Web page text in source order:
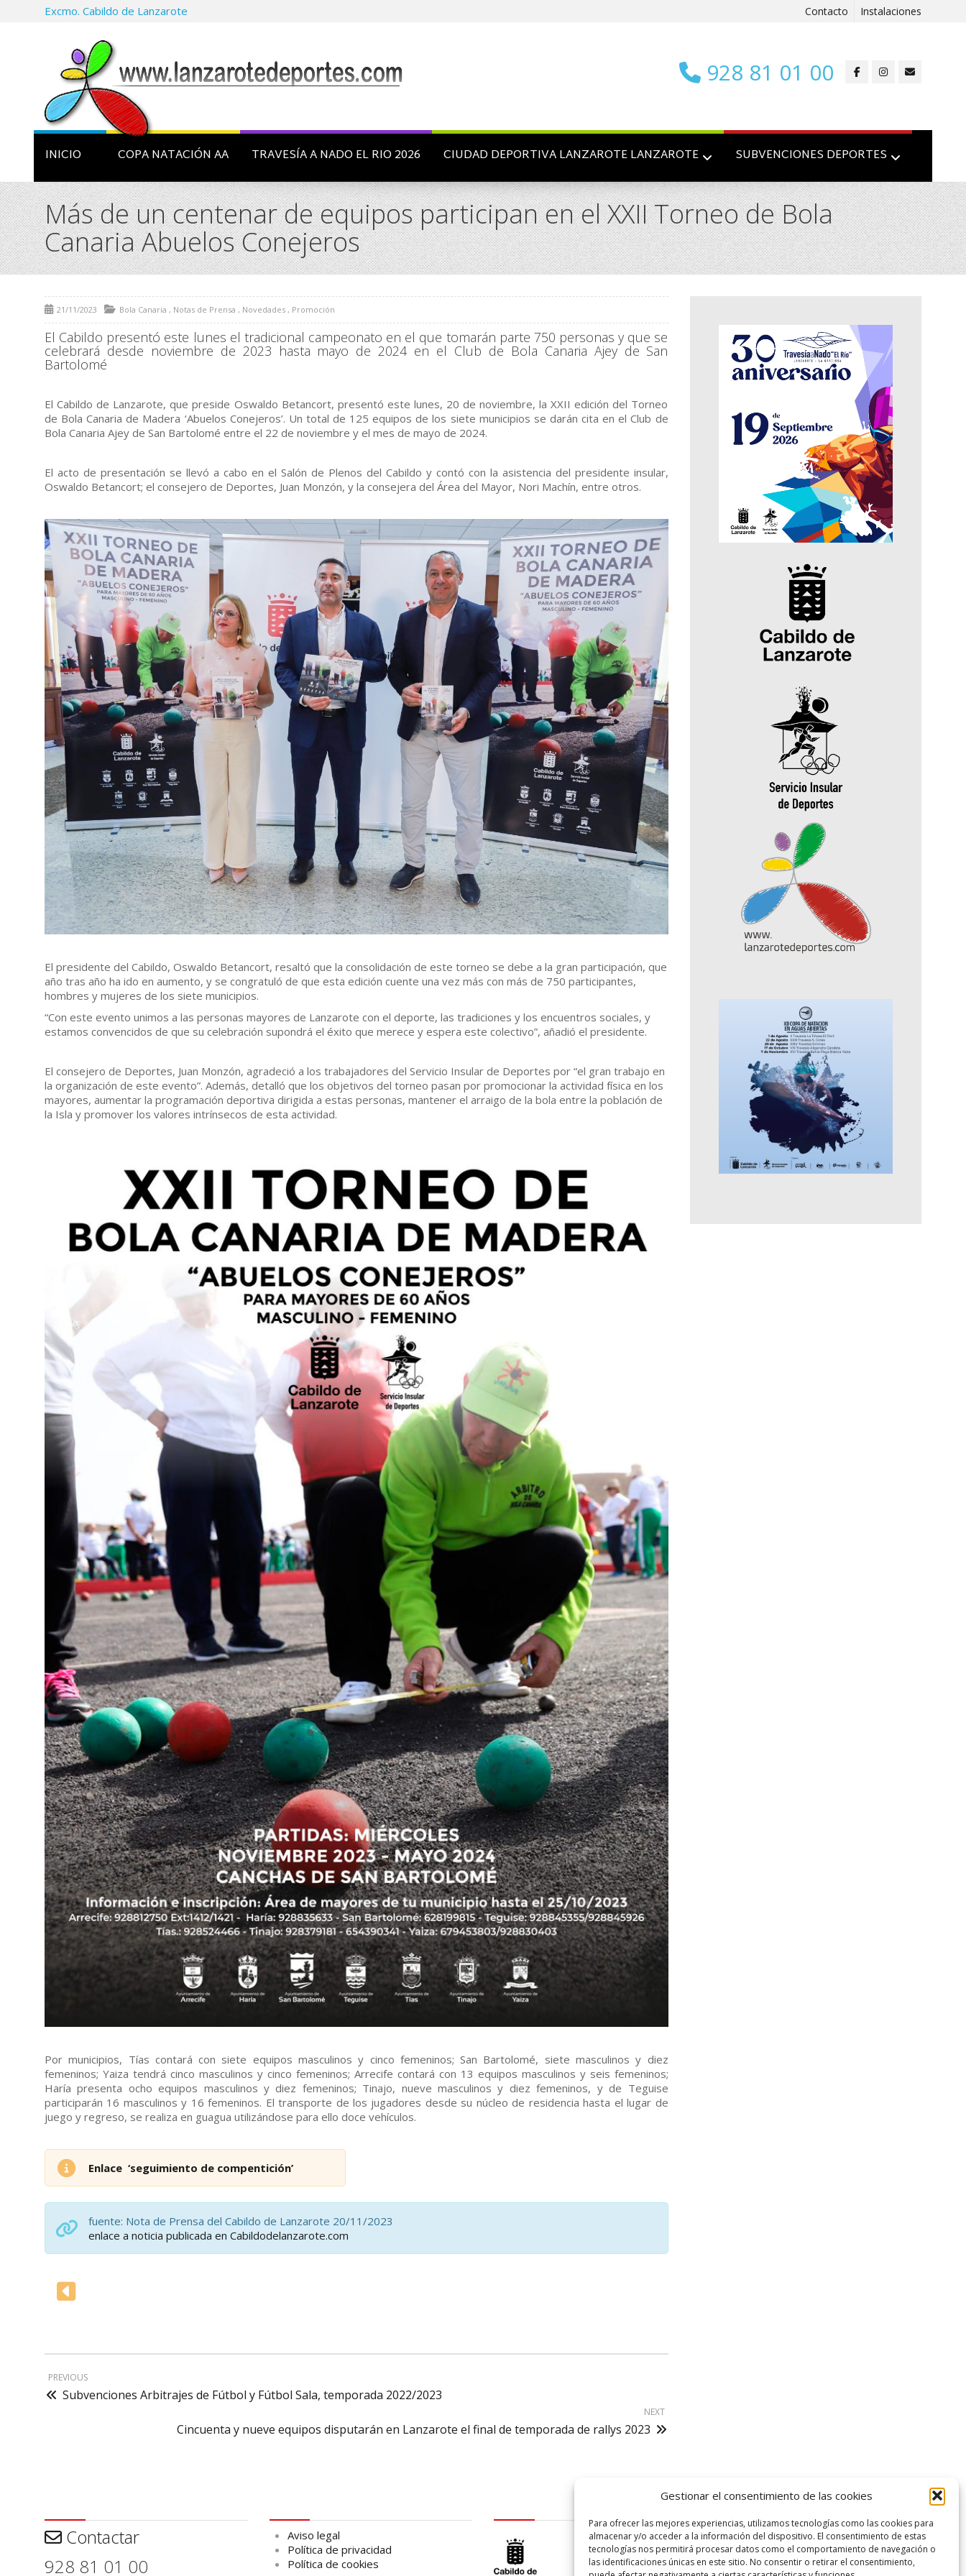
Gestionar el consentimiento de las cookies
Para ofrecer las mejores experiencias, utilizamos tecnologías como las cookies para
almacenar y/o acceder a la información del dispositivo. El consentimiento de estas
tecnologías nos permitirá procesar datos como el comportamiento de navegación o
las identificaciones únicas en este sitio. No consentir o retirar el consentimiento,
Excmo. Cabildo de Lanzarote Contacto Instalaciones
928 81 01 00
INICIO COPA NATACIÓN AA TRAVESÍA A NADO EL RIO 2026 CIUDAD DEPORTIVA LANZAROTE LANZAROTE SUBVENCIONES DEPORTES
Más de un centenar de equipos participan en el XXII Torneo de Bola
Canaria Abuelos Conejeros
21/11/2023 Bola Canaria , Notas de Prensa , Novedades , Promoción
El Cabildo presentó este lunes el tradicional campeonato en el que tomarán parte 750 personas y que se
celebrará desde noviembre de 2023 hasta mayo de 2024 en el Club de Bola Canaria Ajey de San
Bartolomé
El Cabildo de Lanzarote, que preside Oswaldo Betancort, presentó este lunes, 20 de noviembre, la XXII edición del Torneo
de Bola Canaria de Madera ‘Abuelos Conejeros’. Un total de 125 equipos de los siete municipios se darán cita en el Club de
Bola Canaria Ajey de San Bartolomé entre el 22 de noviembre y el mes de mayo de 2024.
El acto de presentación se llevó a cabo en el Salón de Plenos del Cabildo y contó con la asistencia del presidente insular,
Oswaldo Betancort; el consejero de Deportes, Juan Monzón, y la consejera del Área del Mayor, Nori Machín, entre otros.
El presidente del Cabildo, Oswaldo Betancort, resaltó que la consolidación de este torneo se debe a la gran participación, que
año tras año ha ido en aumento, y se congratuló de que esta edición cuente una vez más con más de 750 participantes,
hombres y mujeres de los siete municipios.
“Con este evento unimos a las personas mayores de Lanzarote con el deporte, las tradiciones y los encuentros sociales, y
estamos convencidos de que su celebración supondrá el éxito que merece y espera este colectivo”, añadió el presidente.
El consejero de Deportes, Juan Monzón, agradeció a los trabajadores del Servicio Insular de Deportes por “el gran trabajo en
la organización de este evento”. Además, detalló que los objetivos del torneo pasan por promocionar la actividad física en los
mayores, aumentar la programación deportiva dirigida a estas personas, mantener el arraigo de la bola entre la población de
la Isla y promover los valores intrínsecos de esta actividad.
Por municipios, Tías contará con siete equipos masculinos y cinco femeninos; San Bartolomé, siete masculinos y diez
femeninos; Yaiza tendrá cinco masculinos y cinco femeninos; Arrecife contará con 13 equipos masculinos y seis femeninos;
Haría presenta ocho equipos masculinos y diez femeninos; Tinajo, nueve masculinos y diez femeninos, y de Teguise
participarán 16 masculinos y 16 femeninos. El transporte de los jugadores desde su núcleo de residencia hasta el lugar de
juego y regreso, se realiza en guagua utilizándose para ello doce vehículos.
Enlace ‘seguimiento de compentición’
fuente: Nota de Prensa del Cabildo de Lanzarote 20/11/2023
enlace a noticia publicada en Cabildodelanzarote.com
PREVIOUS
Subvenciones Arbitrajes de Fútbol y Fútbol Sala, temporada 2022/2023
NEXT
Cincuenta y nueve equipos disputarán en Lanzarote el final de temporada de rallys 2023
Contactar
928 81 01 00
Aviso legal
Política de privacidad
Política de cookies
logo SID